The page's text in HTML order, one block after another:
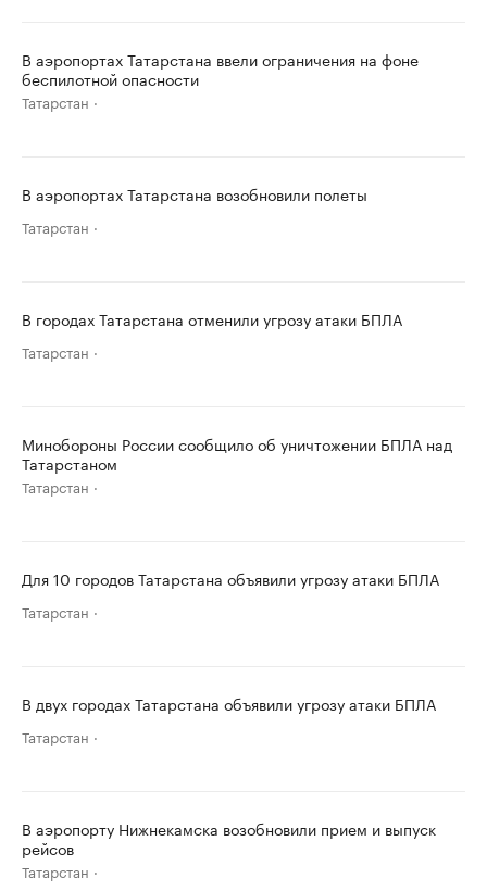
В аэропортах Татарстана ввели ограничения на фоне
беспилотной опасности
Татарстан
В аэропортах Татарстана возобновили полеты
Татарстан
В городах Татарстана отменили угрозу атаки БПЛА
Татарстан
Минобороны России сообщило об уничтожении БПЛА над
Татарстаном
Татарстан
Для 10 городов Татарстана объявили угрозу атаки БПЛА
Татарстан
В двух городах Татарстана объявили угрозу атаки БПЛА
Татарстан
В аэропорту Нижнекамска возобновили прием и выпуск
рейсов
Татарстан